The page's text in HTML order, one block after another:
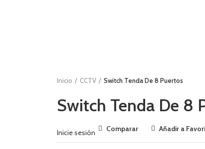
Inicio
CCTV Switch Tenda De 8 Puertos
Switch Tenda De 8
Inicie sesión Comparar Añadir a